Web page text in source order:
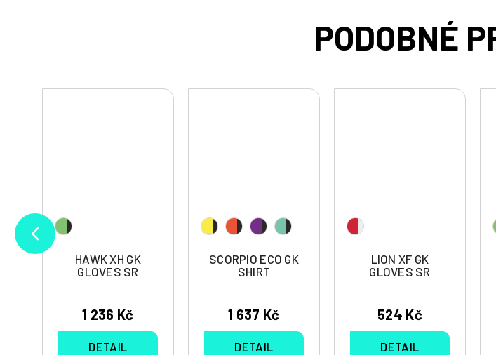
HAWK XH GK
GLOVES SR
1 236 Kč
DETAIL
SCORPIO ECO GK
SHIRT
1 637 Kč
DETAIL
LION XF GK
GLOVES SR
524 Kč
DETAIL